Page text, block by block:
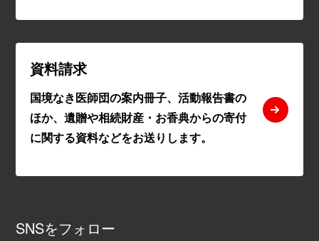
資料請求
国境なき医師団の案内冊子、活動報告書の
ほか、遺贈や相続財産・お香典からの寄付
に関する資料などをお送りします。
SNSをフォロー